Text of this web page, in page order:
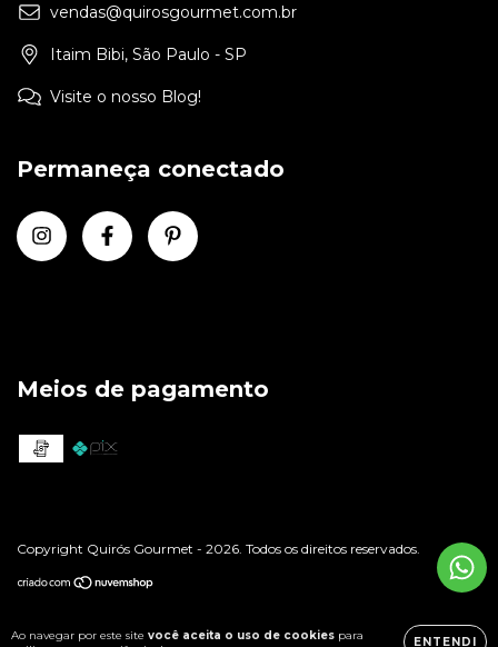
Ao navegar por este site você aceita o uso de cookies para
ENTENDI
vendas@quirosgourmet.com.br
Itaim Bibi, São Paulo - SP
Visite o nosso Blog!
Permaneça conectado
Meios de pagamento
Copyright Quirós Gourmet - 2026. Todos os direitos reservados.